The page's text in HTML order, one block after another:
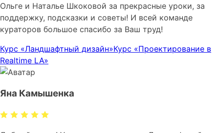
Ольге и Наталье Шкоковой за прекрасные уроки, за
поддержку, подсказки и советы! И всей команде
кураторов большое спасибо за Ваш труд!
Курс «Ландшафтный дизайн»Курс «Проектирование в
Realtime LA»
Яна Камышенка